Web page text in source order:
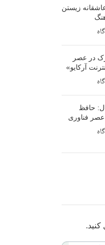
زیستن
در عصر
آرکایو»
حافظ
فناوری
کنید.